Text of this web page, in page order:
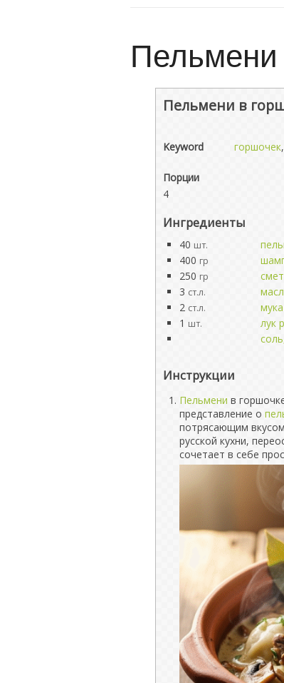
Пельмени
Пельмени в
Keyword горшочек,
Порции
4
Ингредиенты
40 шт.
400 гр
250 гр
3 ст.л.
2 ст.л.
1 шт.
лук
Инструкции
Пельмени в
представление о
потрясающим
русской кухни,
сочетает в себе